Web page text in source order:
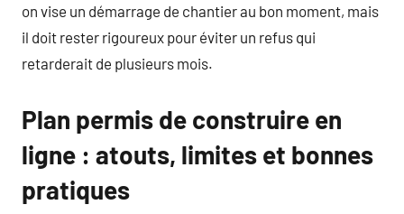
on vise un démarrage de chantier au bon moment, mais
il doit rester rigoureux pour éviter un refus qui
retarderait de plusieurs mois.
Plan permis de construire en
ligne : atouts, limites et bonnes
pratiques